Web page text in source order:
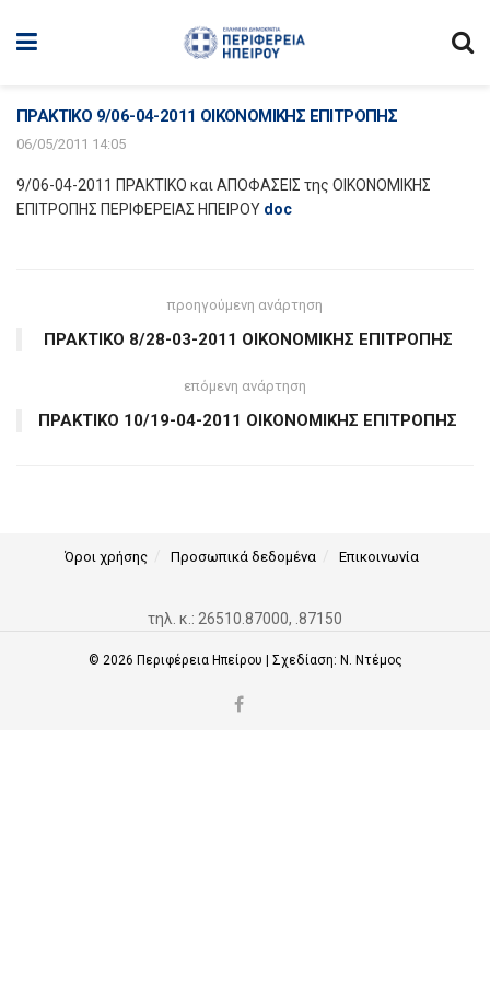
ΠΡΑΚΤΙΚΟ 9/06-04-2011 ΟΙΚΟΝΟΜΙΚΗΣ ΕΠΙΤΡΟΠΗΣ
06/05/2011 14:05
9/06-04-2011 ΠΡΑΚΤΙΚΟ και ΑΠΟΦΑΣΕΙΣ της ΟΙΚΟΝΟΜΙΚΗΣ
ΕΠΙΤΡΟΠΗΣ ΠΕΡΙΦΕΡΕΙΑΣ ΗΠΕΙΡΟΥ doc
προηγούμενη ανάρτηση
ΠΡΑΚΤΙΚΟ 8/28-03-2011 ΟΙΚΟΝΟΜΙΚΗΣ ΕΠΙΤΡΟΠΗΣ
επόμενη ανάρτηση
ΠΡΑΚΤΙΚΟ 10/19-04-2011 ΟΙΚΟΝΟΜΙΚΗΣ ΕΠΙΤΡΟΠΗΣ
Όροι χρήσης Προσωπικά δεδομένα Επικοινωνία
τηλ. κ.: 26510.87000, .87150
© 2026 Περιφέρεια Ηπείρου | Σχεδίαση: Ν. Ντέμος